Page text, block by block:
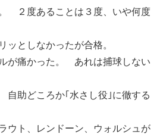
２度あることは３度、いや何度
ッとしなかったが合格。
が痛かった。 あれは捕球しない
助どころか｢水さし役｣に徹する
ウト、レンドーン、ウォルシュが